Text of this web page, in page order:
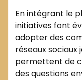
En intégrant le
initiatives font
adopter des
réseaux
permettent de
des questions